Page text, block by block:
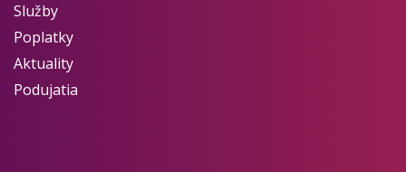
Služby
Poplatky
Aktuality
Podujatia